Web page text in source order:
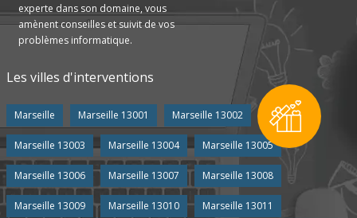
experte dans son domaine, vous
amènent conseilles et suivit de vos
problèmes informatique.
Les villes d'interventions
Marseille Marseille 13001 Marseille 13002
Marseille 13003 Marseille 13004 Marseille 13005
Marseille 13006 Marseille 13007 Marseille 13008
Marseille 13009 Marseille 13010 Marseille 13011